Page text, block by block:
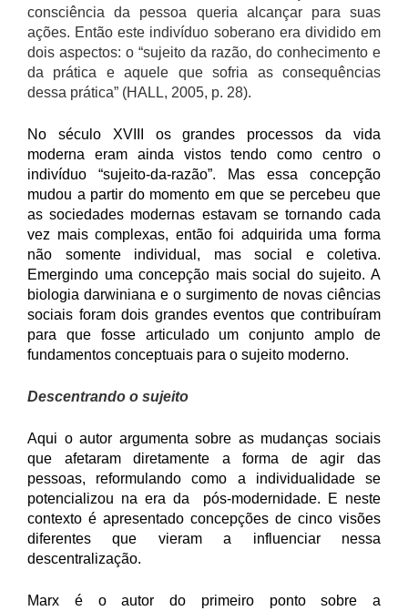
consciência da pessoa queria alcançar para suas
ações. Então este indivíduo soberano era dividido em
dois aspectos: o “sujeito da razão, do conhecimento e
da prática e aquele que sofria as consequências
dessa prática” (HALL, 2005, p. 28).
No século XVIII os grandes processos da vida
moderna eram ainda vistos tendo como centro o
indivíduo “sujeito-da-razão”. Mas essa concepção
mudou a partir do momento em que se percebeu que
as sociedades modernas estavam se tornando cada
vez mais complexas, então foi adquirida uma forma
não somente individual, mas social e coletiva.
Emergindo uma concepção mais social do sujeito. A
biologia darwiniana e o surgimento de novas ciências
sociais foram dois grandes eventos que contribuíram
para que fosse articulado um conjunto amplo de
fundamentos conceptuais para o sujeito moderno.
Descentrando o sujeito
Aqui o autor argumenta sobre as mudanças sociais
que afetaram diretamente a forma de agir das
pessoas, reformulando como a individualidade se
potencializou na era da pós-modernidade. E neste
contexto é apresentado concepções de cinco visões
diferentes que vieram a influenciar nessa
descentralização.
Marx é o autor do primeiro ponto sobre a